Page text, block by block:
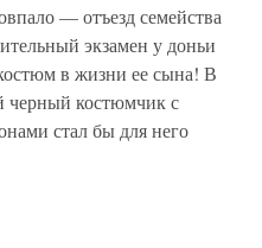
— отъезд семейства
экзамен у доньи
в жизни ее сына! В
черный костюмчик с
стал бы для него